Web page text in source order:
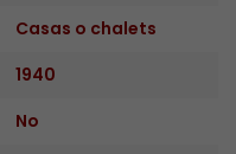
Casas o chalets
1940
No